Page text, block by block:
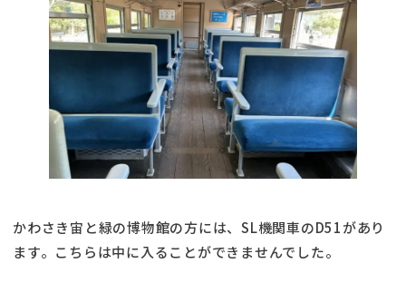
かわさき宙と緑の博物館の方には、SL機関車のD51があり
ます。こちらは中に入ることができませんでした。